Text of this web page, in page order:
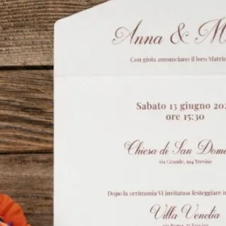
il montaggio non fosse disponibile per il giorno richiesto,
nostra premura avvisarti tempestivamente e rimborsarti l'acquisto.